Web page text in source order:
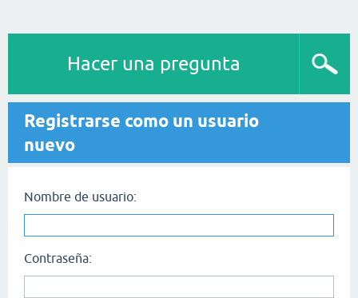
Hacer una pregunta
Registrarse como un usuario
nuevo
Nombre de usuario:
Contraseña: